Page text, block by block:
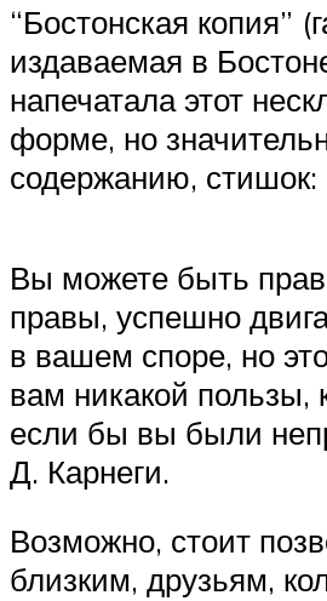
“Бостонская копия”
издаваемая в
напечатала этот
форме, но
содержанию, стишок:
Вы можете быть
правы, успешно
в вашем споре, но
вам никакой пользы,
если бы вы были
Д. Карнеги.
Возможно, стоит
близким, друзьям,